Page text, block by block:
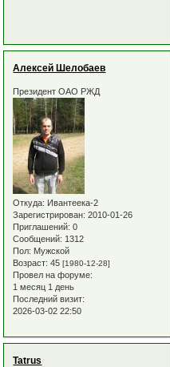
Алексей Шелобаев
Президент ОАО РЖД
Откуда: Ивантеека-2
Зарегистрирован: 2010-01-26
Приглашений: 0
Сообщений: 1312
Пол: Мужской
Возраст: 45[1980-12-28]
Провел на форуме:
1 месяц 1 день
Последний визит:
2026-03-02 22:50
Tatrus